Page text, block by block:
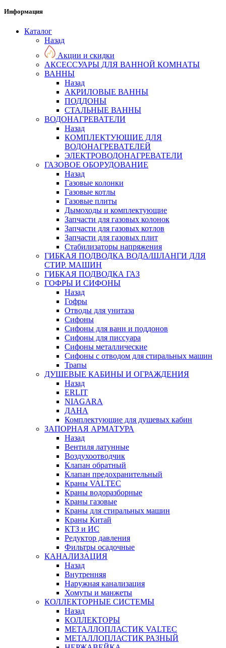
Информация
Каталог
Назад
Акции и скидки
АКСЕССУАРЫ ДЛЯ ВАННОЙ КОМНАТЫ
ВАННЫ
Назад
АКРИЛОВЫЕ ВАННЫ
ПОДДОНЫ
СТАЛЬНЫЕ ВАННЫ
ВОДОНАГРЕВАТЕЛИ
Назад
КОМПЛЕКТУЮЩИЕ ДЛЯ
ВОДОНАГРЕВАТЕЛЕЙ
ЭЛЕКТРОВОДОНАГРЕВАТЕЛИ
ГАЗОВОЕ ОБОРУДОВАНИЕ
Назад
Газовые колонки
Газовые котлы
Газовые плиты
Дымоходы и комплектующие
Запчасти для газовых колонок
Запчасти для газовых котлов
Запчасти для газовых плит
Стабилизаторы напряжения
ГИБКАЯ ПОДВОДКА ВОДА/ШЛАНГИ ДЛЯ
СТИР. МАШИН
ГИБКАЯ ПОДВОДКА ГАЗ
ГОФРЫ И СИФОНЫ
Назад
Гофры
Отводы для унитаза
Сифоны
Сифоны для ванн и поддонов
Сифоны для писсуара
Сифоны металлические
Сифоны с отводом для стиральных машин
Трапы
ДУШЕВЫЕ КАБИНЫ И ОГРАЖДЕНИЯ
Назад
ERLIT
NIAGARA
ДАНА
Комплектующие для душевых кабин
ЗАПОРНАЯ АРМАТУРА
Назад
Вентиля латунные
Воздухоотводчик
Клапан обратный
Клапан предохранительный
Краны VALTEC
Краны водоразборные
Краны газовые
Краны для стиральных машин
Краны Китай
КТЗ и ИС
Редуктор давления
Фильтры осадочные
КАНАЛИЗАЦИЯ
Назад
Внутренняя
Наружная канализация
Хомуты и манжеты
КОЛЛЕКТОРНЫЕ СИСТЕМЫ
Назад
КОЛЛЕКТОРЫ
МЕТАЛЛОПЛАСТИК VALTEC
МЕТАЛЛОПЛАСТИК РАЗНЫЙ